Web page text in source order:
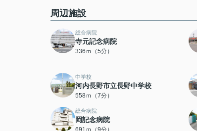
周辺施設
総合病院
寺元記念病院
336ｍ（5分）
中学校
河内長野市立長野中学校
558ｍ（7分）
総合病院
岡記念病院
691ｍ（9分）